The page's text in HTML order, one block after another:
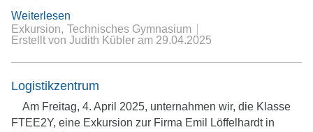
Weiterlesen
Exkursion Technisches Gymnasium
Erstellt von Judith Kübler am 29.04.2025
Logistikzentrum
Am Freitag, 4. April 2025, unternahmen wir, die Klasse
FTEE2Y, eine Exkursion zur Firma Emil Löffelhardt in